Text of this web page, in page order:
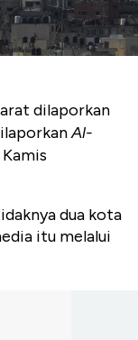
dilaporkan
Al-
dua kota
itu melalui